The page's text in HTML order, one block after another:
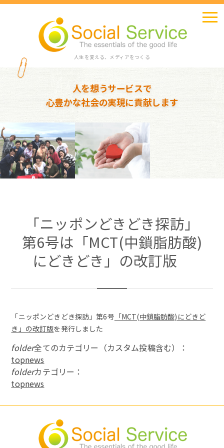
人生を変える、メディアをつくる
人を想うサービスで
心豊かな社会の実現に貢献します
「ニッポンどきどき探訪」
第6号は「MCT(中鎖脂肪酸)
にどきどき」の改訂版
「ニッポンどきどき探訪」第6号 「MCT(中鎖脂肪酸)にどきど
き」の改訂版を発行しました
folder全てのカテゴリー（カスタム投稿含む）：
topnews
folderカテゴリー：
topnews